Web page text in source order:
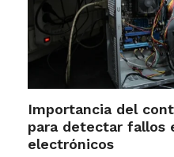
Importancia del
para detectar fallos
electrónicos